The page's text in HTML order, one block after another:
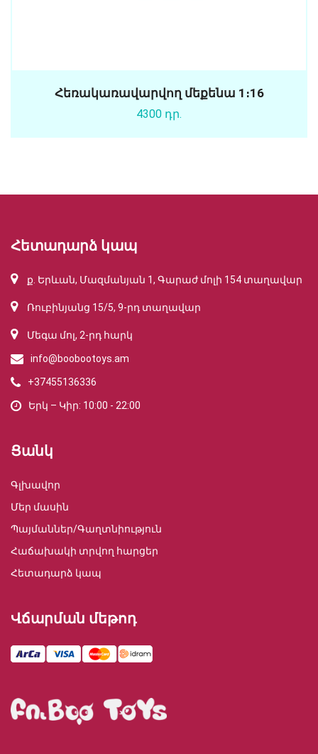
Հեռակառավարվող մեքենա 1։16
4300 դր.
Հետադարձ կապ
ք. Երևան, Մազմանյան 1, Գարաժ մոլի 154 տաղավար
Ռուբինյանց 15/5, 9-րդ տաղավար
Մեգա մոլ, 2-րդ հարկ
info@boobootoys.am
+37455136336
Երկ – Կիր: 10:00 - 22:00
Ցանկ
Գլխավոր
Մեր մասին
Պայմաններ/Գաղտնիություն
Հաճախակի տրվող հարցեր
Հետադարձ կապ
Վճարման մեթոդ